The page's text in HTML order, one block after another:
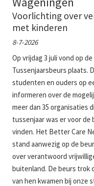
Voorlichting over
met kinderen
8-7-2026
Op vrijdag 3 juli vond op
Tussenjaarsbeurs plaats.
studenten en ouders op
informeren over de
meer dan 35 organisaties
tussenjaar was er voor
vinden. Het Better Care
stand aanwezig op de
over verantwoord
buitenland. De beurs trok
van hen kwamen bij onze